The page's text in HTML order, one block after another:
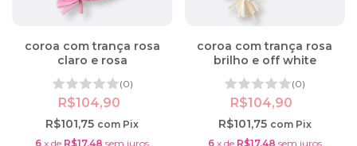
coroa com trança rosa
claro e rosa
(0)
R$104,90
R$101,75 com Pix
6 xde R$17,48 sem juros
coroa com trança rosa
brilho e off white
(0)
R$104,90
R$101,75 com Pix
6 x de R$17,48 sem juros